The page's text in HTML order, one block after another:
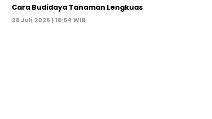
Cara Budidaya Tanaman Lengkuas
28 Juli 2025 | 18:54 WIB